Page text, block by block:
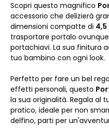
Scopri questo magnifico
accessorio che delizierà
dimensioni compatte di 4,5
trasportare portalo
portachiavi. La sua finitura
tuo bambino con ogni look.
Perfetto per fare un bel
effetti personali, questo
la sua originalità. Regala al
pratico, ideale per non
delfino, parti per